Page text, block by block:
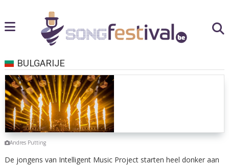
BULGARIJE
Andres Putting
De jongens van Intelligent Music Project starten heel donker aan